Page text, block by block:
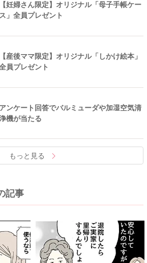
【妊婦さん限定】オリジナル「母子手帳ケー
ス」全員プレゼント
【産後ママ限定】オリジナル「しかけ絵本」
員プレゼント
アンケート回答でバルミューダや加湿空気清
浄機が当たる
もっと見る
記事